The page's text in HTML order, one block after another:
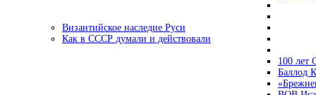
Византийское наследие Руси
Как в СССР думали и действовали
100 лет
Баллод